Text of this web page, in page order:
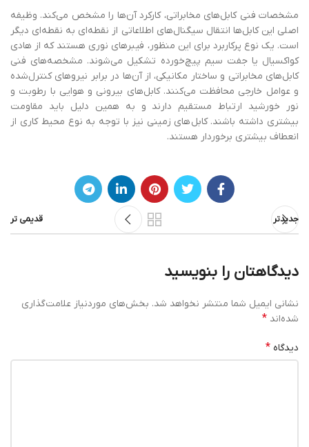
مشخصات فنی کابل‌های مخابراتی، کارکرد آن‌ها را مشخص می‌کند. وظیفه
اصلی این کابل‌ها انتقال سیگنال‌های اطلاعاتی از نقطه‌ای به نقطه‌ای دیگر
است. یک نوع پرکاربرد برای این منظور، فیبرهای نوری هستند که از هادی
کواکسیال یا جفت سیم پیچ‌خورده تشکیل می‌شوند. مشخصه‌های فنی
کابل‌های مخابراتی و ساختار مکانیکی، از آن‌ها در برابر نیروهای کنترل‌شده
و عوامل خارجی محافظت می‌کنند. کابل‌های بیرونی و هوایی با رطوبت و
نور خورشید ارتباط مستقیم دارند و به همین دلیل باید مقاومت
بیشتری داشته باشند. کابل‌های زمینی نیز با توجه به نوع محیط کاری از
انعطاف بیشتری برخوردار هستند.
جدیدتر قدیمی تر
دیدگاهتان را بنویسید
نشانی ایمیل شما منتشر نخواهد شد. بخش‌های موردنیاز علامت‌گذاری
شده‌اند *
دیدگاه *